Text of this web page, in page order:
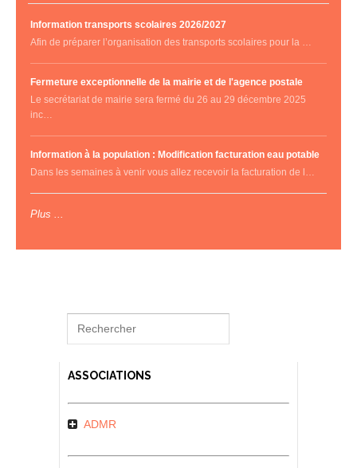
Information transports scolaires 2026/2027
Afin de préparer l’organisation des transports scolaires pour la …
Fermeture exceptionnelle de la mairie et de l'agence postale
Le secrétariat de mairie sera fermé du 26 au 29 décembre 2025
inc…
Information à la population : Modification facturation eau potable
Dans les semaines à venir vous allez recevoir la facturation de l…
Plus ...
ASSOCIATIONS
ADMR